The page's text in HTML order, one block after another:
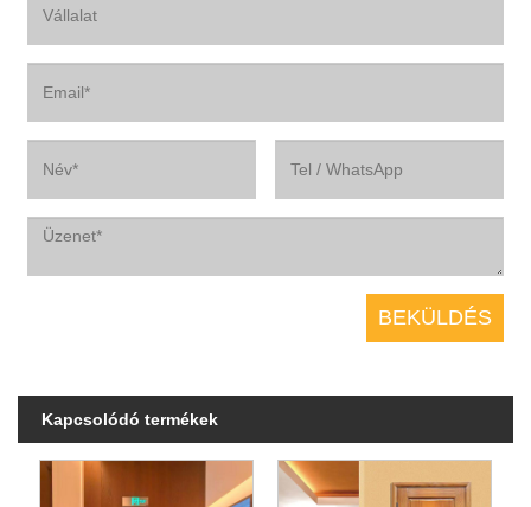
Kapcsolódó termékek